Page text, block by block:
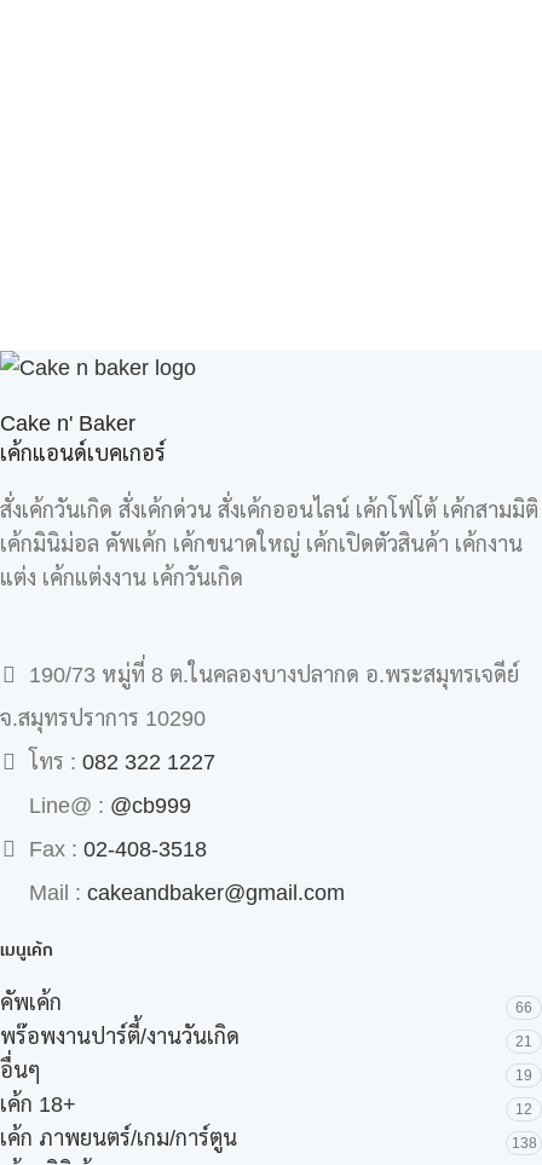
Cake n' Baker
เค้กแอนด์เบคเกอร์
สั่งเค้กวันเกิด สั่งเค้กด่วน สั่งเค้กออนไลน์ เค้กโฟโต้ เค้กสามมิติ
เค้กมินิม่อล คัพเค้ก เค้กขนาดใหญ่ เค้กเปิดตัวสินค้า เค้กงาน
แต่ง เค้กแต่งงาน เค้กวันเกิด
190/73 หมู่ที่ 8 ต.ในคลองบางปลากด อ.พระสมุทรเจดีย์
จ.สมุทรปราการ 10290
โทร : 082 322 1227
Line@ : @cb999
Fax : 02-408-3518
Mail : cakeandbaker@gmail.com
เมนูเค้ก
คัพเค้ก 66
พร๊อพงานปาร์ตี้/งานวันเกิด 21
อื่นๆ 19
เค้ก 18+ 12
เค้ก ภาพยนตร์/เกม/การ์ตูน 138